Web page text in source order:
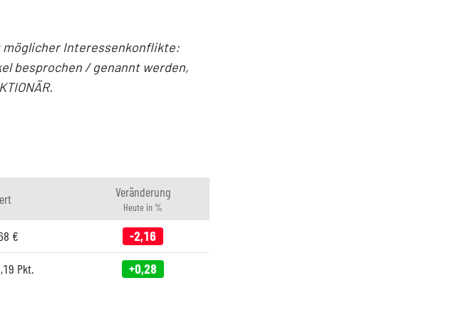
möglicher Interessenkonflikte:
besprochen / genannt werden,
Veränderung
Heute in %
€ -2,16
Pkt. +0,28